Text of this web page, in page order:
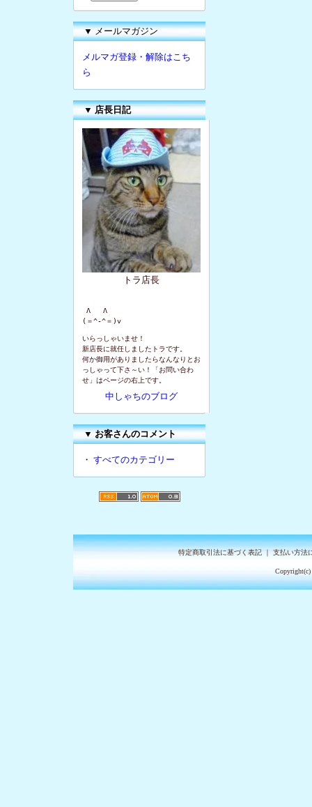
▼ メールマガジン
メルマガ登録・解除はこち
ら
▼ 店長日記
トラ店長
Λ   Λ
(＝^-^＝)v
いらっしゃいませ！
新店長に就任しましたトラです。
何か御用がありましたらなんなりとお
っしゃって下さ～い！「お問い合わ
せ」はページの右上です。
中しゃちのブログ
▼お客さんのコメント
・ すべてのカテゴリー
特定商取引法に基づく表記｜支払い方法